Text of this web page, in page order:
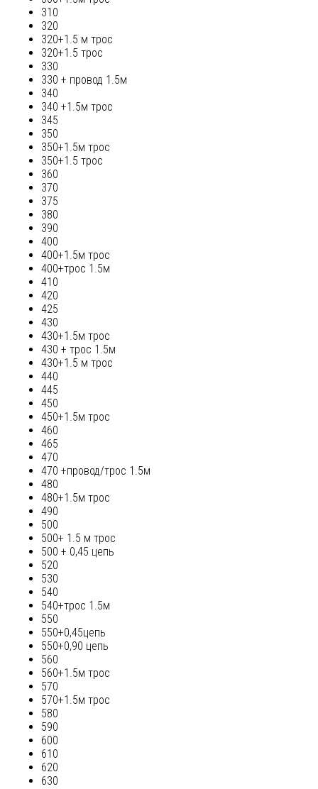
310
320
320+1.5 м трос
320+1.5 трос
330
330 + провод 1.5м
340
340 +1.5м трос
345
350
350+1.5м трос
350+1.5 трос
360
370
375
380
390
400
400+1.5м трос
400+трос 1.5м
410
420
425
430
430+1.5м трос
430 + трос 1.5м
430+1.5 м трос
440
445
450
450+1.5м трос
460
465
470
470 +провод/трос 1.5м
480
480+1.5м трос
490
500
500+ 1.5 м трос
500 + 0,45 цепь
520
530
540
540+трос 1.5м
550
550+0,45цепь
550+0,90 цепь
560
560+1.5м трос
570
570+1.5м трос
580
590
600
610
620
630